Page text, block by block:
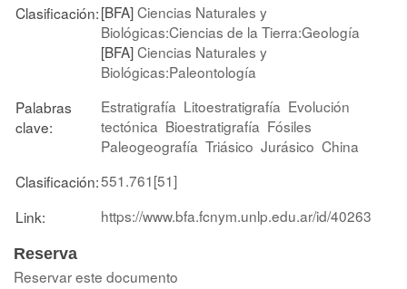
Clasificación:[BFA]Ciencias Naturales y
Biológicas:Ciencias de la Tierra:Geología
[BFA]Ciencias Naturales y
Biológicas:Paleontología
Palabras
clave:
Estratigrafía Litoestratigrafía Evolución
tectónica Bioestratigrafía Fósiles
Paleogeografía Triásico Jurásico China
Clasificación:551.761[51]
Link:
https://www.bfa.fcnym.unlp.edu.ar/id/40263
Reserva
Reservar este documento